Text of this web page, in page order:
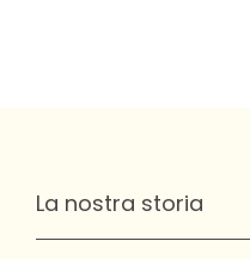
La nostra storia